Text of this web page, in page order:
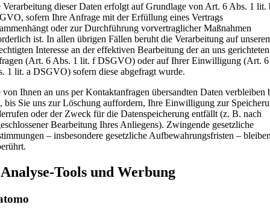
Verarbeitung dieser Daten erfolgt auf Grundlage von Art. 6 Abs. 1 lit.
sofern Ihre Anfrage mit der Erfüllung eines Vertrags
oder zur Durchführung vorvertraglicher Maßnahmen
ist. In allen übrigen Fällen beruht die Verarbeitung auf
Interesse an der effektiven Bearbeitung der an uns gerichteten
(Art. 6 Abs. 1 lit. f DSGVO) oder auf Ihrer Einwilligung (Art. 6
1 lit. a DSGVO) sofern diese abgefragt wurde.
von Ihnen an uns per Kontaktanfragen übersandten Daten verbleiben
bis Sie uns zur Löschung auffordern, Ihre Einwilligung zur
oder der Zweck für die Datenspeicherung entfällt (z. B. nach
Bearbeitung Ihres Anliegens). Zwingende gesetzliche
– insbesondere gesetzliche Aufbewahrungsfristen –
Tools und Werbung